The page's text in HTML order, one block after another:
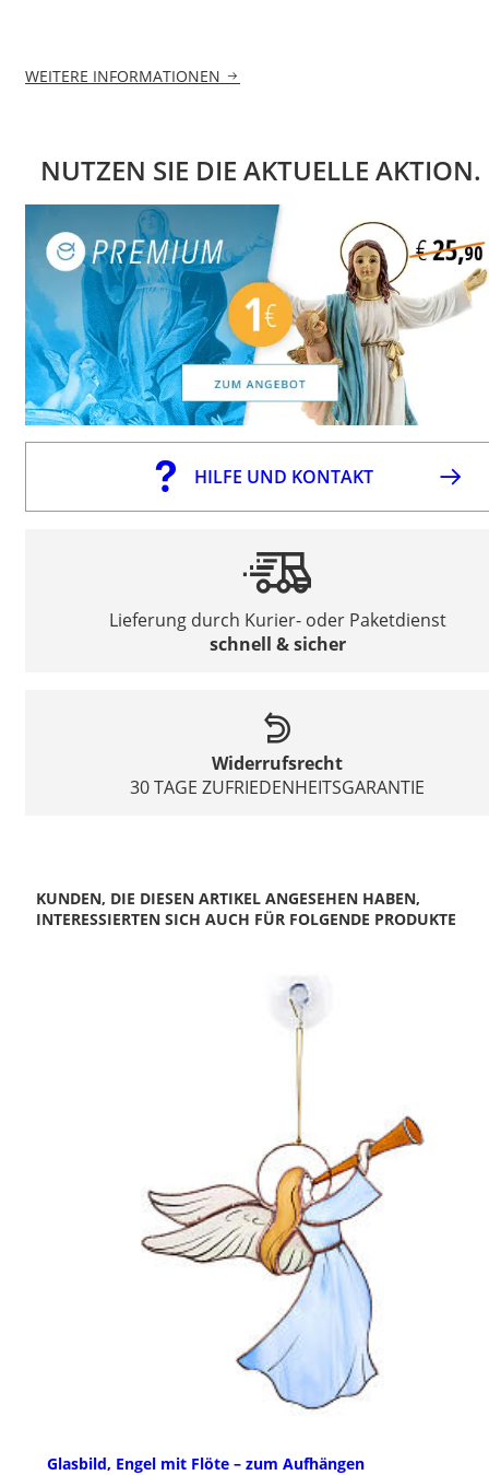
WEITERE INFORMATIONEN
NUTZEN SIE DIE AKTUELLE AKTION.
HILFE UND KONTAKT
Lieferung durch Kurier- oder Paketdienst
schnell & sicher
Widerrufsrecht
30 TAGE ZUFRIEDENHEITSGARANTIE
KUNDEN, DIE DIESEN ARTIKEL ANGESEHEN HABEN,
INTERESSIERTEN SICH AUCH FÜR FOLGENDE PRODUKTE
Glasbild, Engel mit Flöte – zum Aufhängen